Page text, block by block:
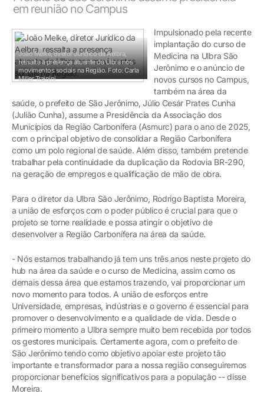
em reunião no Campus
João Melke, diretor Jurídico da Aelbra,
ressalta a presença atuante da Ulbra nos
movimentos sociais na Região. Foto: Carla
Miller Trainini
Impulsionado pela recente
implantação do curso de
Medicina na Ulbra São
Jerônimo e o anúncio de
novos cursos no Campus,
também na área da
saúde, o prefeito de São Jerônimo, Júlio Cesár Prates Cunha
(Julião Cunha), assume a Presidência da Associação dos
Municípios da Região Carbonífera (Asmurc) para o ano de 2025,
com o principal objetivo de consolidar a Região Carbonífera
como um polo regional de saúde. Além disso, também pretende
trabalhar pela continuidade da duplicação da Rodovia BR-290,
na geração de empregos e qualificação de mão de obra.
Para o diretor da Ulbra São Jerônimo, Rodrigo Baptista Moreira,
a união de esforços com o poder público é crucial para que o
projeto se torne realidade e possa atingir o objetivo de
desenvolver a Região Carbonífera na área da saúde.
- Nós estamos trabalhando já tem uns três anos neste projeto do
hub na área da saúde e o curso de Medicina, assim como os
demais dessa área que estamos trazendo, vai proporcionar um
novo momento para todos. A união de esforços entre
Universidade, empresas, indústrias e o governo é essencial para
promover o desenvolvimento e a qualidade de vida. Desde o
primeiro momento a Ulbra sempre muito bem recebida por todos
os gestores municipais. Certamente agora, com o prefeito de
São Jerônimo tendo como objetivo apoiar este projeto tão
importante e transformador para a nossa região conseguiremos
proporcionar benefícios significativos para a população -- disse
Moreira.